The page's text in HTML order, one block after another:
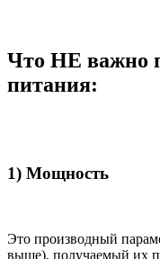
Что НЕ важно
питания:
1) Мощность
Это производный
выше), получаемый их